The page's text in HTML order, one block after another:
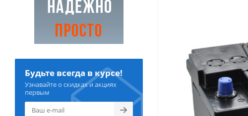
Будьте всегда в курсе!
Узнавайте о скидках и акциях
первым